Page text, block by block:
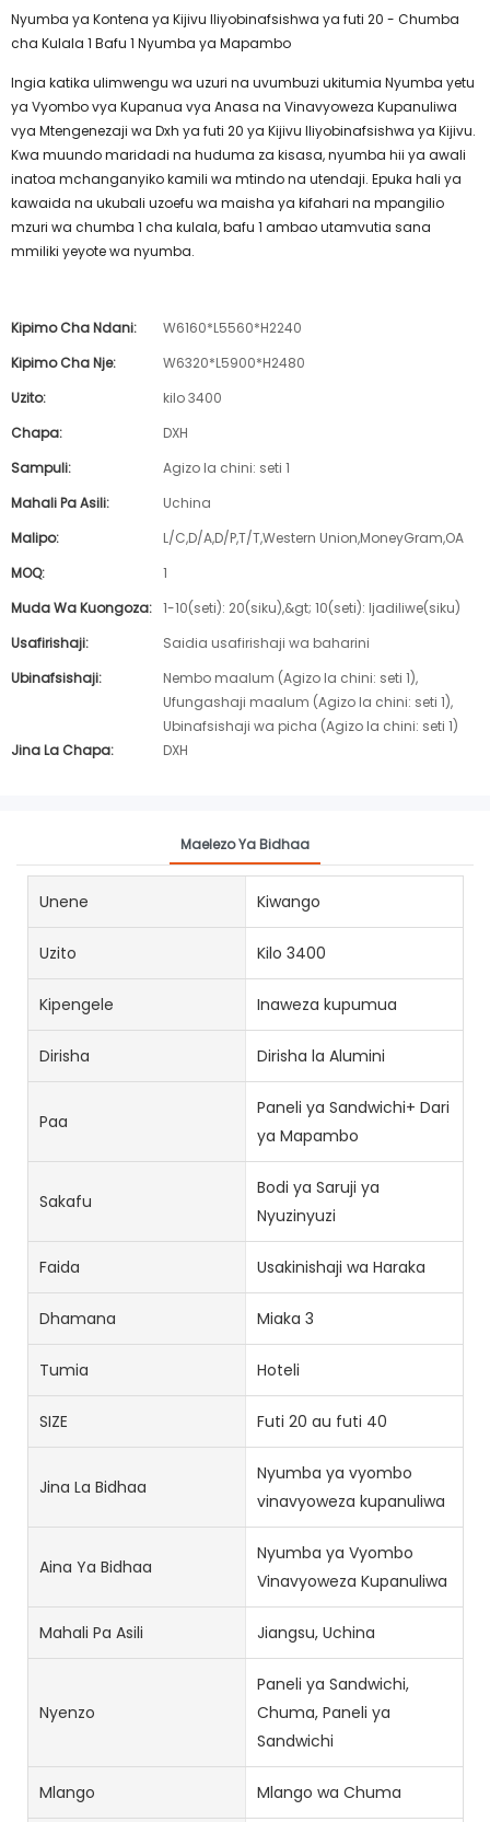
Nyumba ya Kontena ya Kijivu Iliyobinafsishwa ya futi 20 - Chumba
cha Kulala 1 Bafu 1 Nyumba ya Mapambo
Ingia katika ulimwengu wa uzuri na uvumbuzi ukitumia Nyumba yetu
ya Vyombo vya Kupanua vya Anasa na Vinavyoweza Kupanuliwa
vya Mtengenezaji wa Dxh ya futi 20 ya Kijivu Iliyobinafsishwa ya Kijivu.
Kwa muundo maridadi na huduma za kisasa, nyumba hii ya awali
inatoa mchanganyiko kamili wa mtindo na utendaji. Epuka hali ya
kawaida na ukubali uzoefu wa maisha ya kifahari na mpangilio
mzuri wa chumba 1 cha kulala, bafu 1 ambao utamvutia sana
mmiliki yeyote wa nyumba.
Kipimo Cha Ndani:
W6160*L5560*H2240
Kipimo Cha Nje:
W6320*L5900*H2480
Uzito:
kilo 3400
Chapa:
DXH
Sampuli:
Agizo la chini: seti 1
Mahali Pa Asili:
Uchina
Malipo:
L/C,D/A,D/P,T/T,Western Union,MoneyGram,OA
MOQ:
1
Muda Wa Kuongoza: 1-10(seti): 20(siku),&gt; 10(seti): Ijadiliwe(siku)
Usafirishaji:
Saidia usafirishaji wa baharini
Ubinafsishaji:
Nembo maalum (Agizo la chini: seti 1),
Ufungashaji maalum (Agizo la chini: seti 1),
Ubinafsishaji wa picha (Agizo la chini: seti 1)
Jina La Chapa:
DXH
Maelezo Ya Bidhaa
Unene Kiwango
Uzito Kilo 3400
Kipengele Inaweza kupumua
Dirisha Dirisha la Alumini
Paa
Paneli ya Sandwichi+ Dari
ya Mapambo
Sakafu
Bodi ya Saruji ya
Nyuzinyuzi
Faida Usakinishaji wa Haraka
Dhamana Miaka 3
Tumia Hoteli
SIZE Futi 20 au futi 40
Jina La Bidhaa
Nyumba ya vyombo
vinavyoweza kupanuliwa
Aina Ya Bidhaa
Nyumba ya Vyombo
Vinavyoweza Kupanuliwa
Mahali Pa Asili Jiangsu, Uchina
Nyenzo
Paneli ya Sandwichi,
Chuma, Paneli ya
Sandwichi
Mlango Mlango wa Chuma